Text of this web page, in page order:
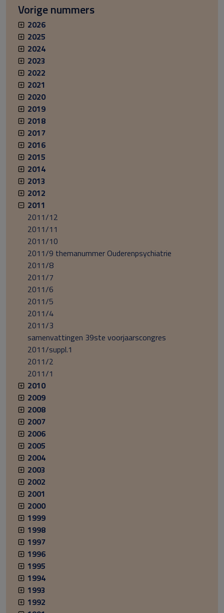
Vorige nummers
2026
2025
2024
2023
2022
2021
2020
2019
2018
2017
2016
2015
2014
2013
2012
2011
2011/12
2011/11
2011/10
2011/9 themanummer Ouderenpsychiatrie
2011/8
2011/7
2011/6
2011/5
2011/4
2011/3
samenvattingen 39ste voorjaarscongres
2011/suppl.1
2011/2
2011/1
2010
2009
2008
2007
2006
2005
2004
2003
2002
2001
2000
1999
1998
1997
1996
1995
1994
1993
1992